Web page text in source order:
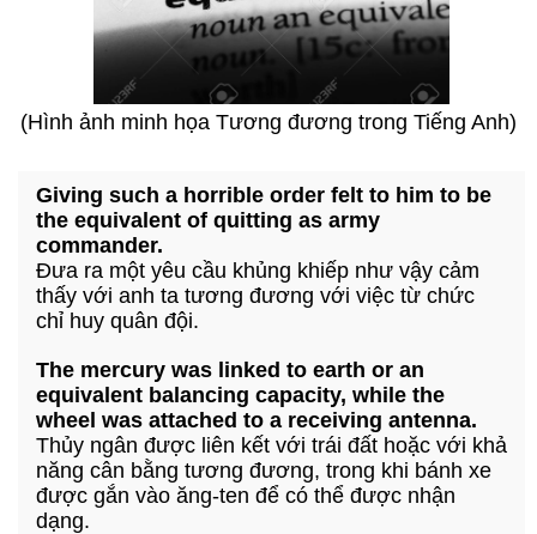
(Hình ảnh minh họa Tương đương trong Tiếng Anh)
Giving such a horrible order felt to him to be
the equivalent of quitting as army
commander.
Đưa ra một yêu cầu khủng khiếp như vậy cảm
thấy với anh ta tương đương với việc từ chức
chỉ huy quân đội.
The mercury was linked to earth or an
equivalent balancing capacity, while the
wheel was attached to a receiving antenna.
Thủy ngân được liên kết với trái đất hoặc với khả
năng cân bằng tương đương, trong khi bánh xe
được gắn vào ăng-ten để có thể được nhận
dạng.